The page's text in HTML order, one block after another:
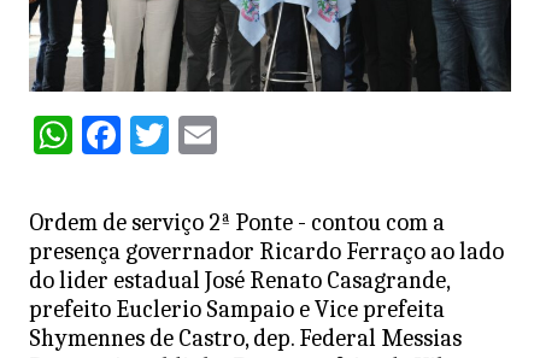
W
at
s
A
p
F
c
e
b
o
T
itt
er
E
ai
l
Ordem de serviço 2ª Ponte - contou com a
presença goverrnador Ricardo Ferraço ao lado
do lider estadual José Renato Casagrande,
prefeito Euclerio Sampaio e Vice prefeita
Shymennes de Castro, dep. Federal Messias